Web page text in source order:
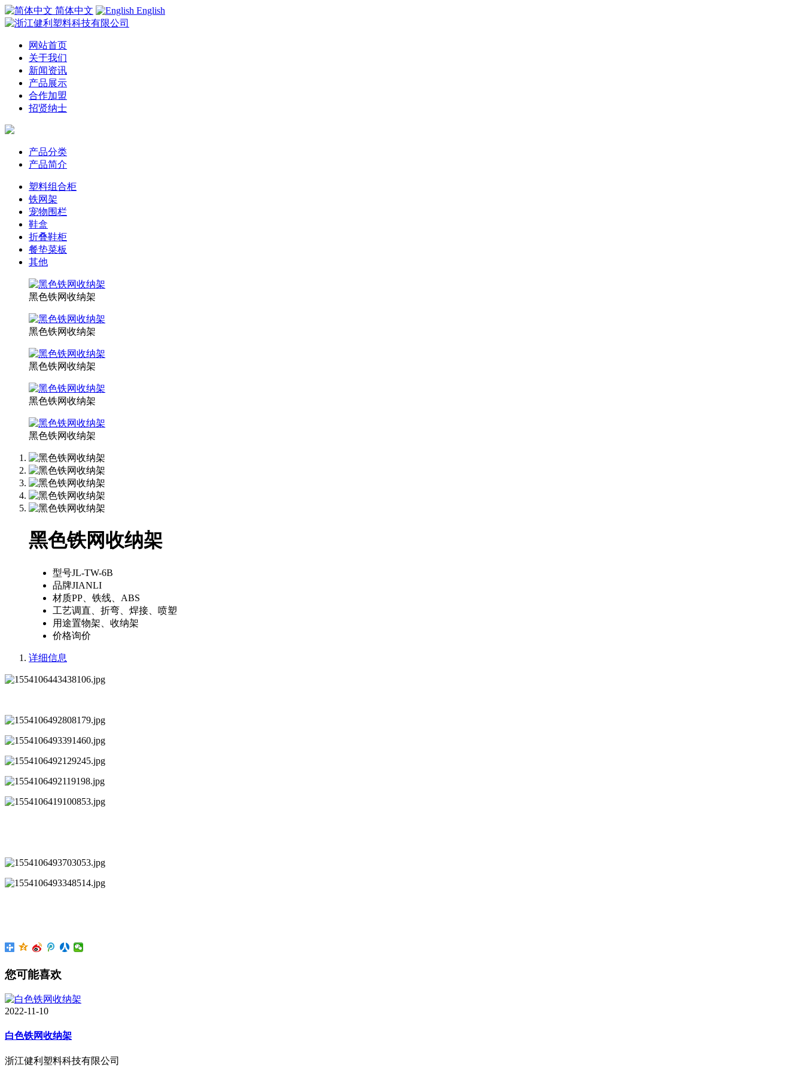
简体中文 English
网站首页
关于我们
新闻资讯
产品展示
合作加盟
招贤纳士
产品分类
产品简介
塑料组合柜
铁网架
宠物围栏
鞋盒
折叠鞋柜
餐垫菜板
其他
黑色铁网收纳架
黑色铁网收纳架
黑色铁网收纳架
黑色铁网收纳架
黑色铁网收纳架
黑色铁网收纳架
型号JL-TW-6B
品牌JIANLI
材质PP、铁线、ABS
工艺调直、折弯、焊接、喷塑
用途置物架、收纳架
价格询价
详细信息
您可能喜欢
2022-11-10
白色铁网收纳架
浙江健利塑料科技有限公司